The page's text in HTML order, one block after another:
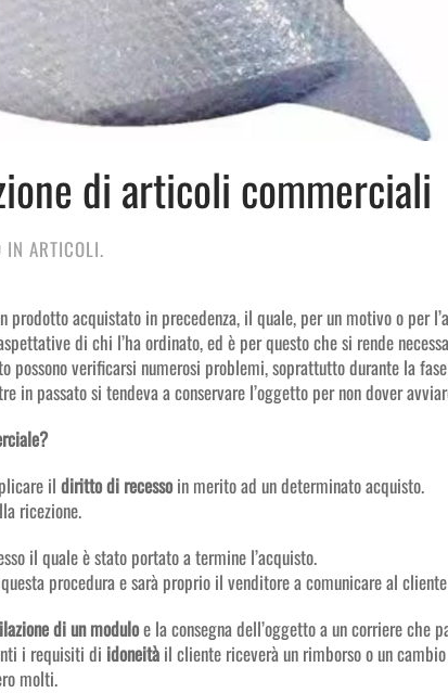
di articoli commerciali
IN ARTICOLI.
acquistato in precedenza, il quale, per un motivo o per
di chi l’ha ordinato, ed è per questo che si rende
possono verificarsi numerosi problemi, soprattutto durante la
in passato si tendeva a conservare l’oggetto per non dover
il diritto di recessoin merito ad un determinato acquisto.
ricezione.
il quale è stato portato a termine l’acquisto.
procedura e sarà proprio il venditore a comunicare al
di un moduloe la consegna dell’oggetto a un corriere che
i requisiti di idoneità il cliente riceverà un rimborso o un
molti.